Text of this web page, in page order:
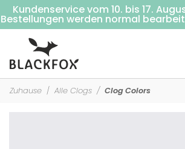
Zuhause Alle Clogs Clog Colors
Kundenservice vom 10. bis 17.
Bestellungen werden normal